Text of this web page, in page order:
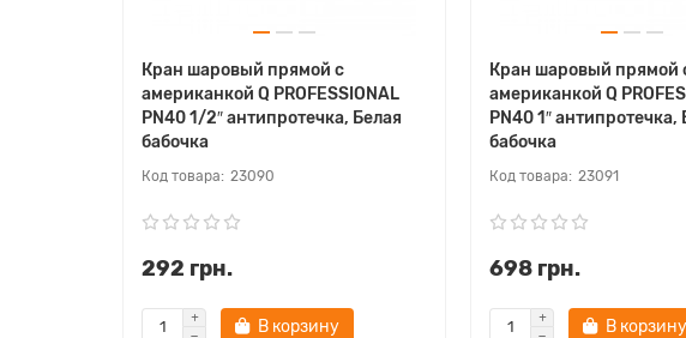
Кран шаровый прямой с
американкой Q PROFESSIONAL
PN40 1/2″ антипротечка, Белая
бабочка
23090
292 грн.
В корзину
Кран шаровый прямой
американкой Q
PN40 1″ антипротечка,
бабочка
23091
698 грн.
В корзину